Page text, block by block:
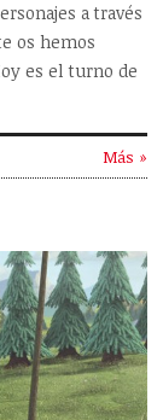
a través
os hemos
es el turno de
Más »